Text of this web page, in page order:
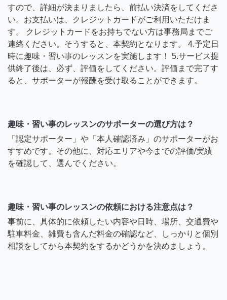
すので、詳細が決まりましたら、前払い決済をしてくださ
い。お支払いは、クレジットカードがご利用いただけま
す。 クレジットカードをお持ちでない方は事務局までご
連絡ください。そうすると、本契約となります。 4.予定日
時に趣味・習い事のレッスンを実施します！ 5.サービス提
供終了後は、必ず、評価をしてください。評価まで完了す
ると、サポーターが報酬を受け取ることができます。
趣味・習い事のレッスンのサポーターの選び方は？
「認定サポーター」や「本人確認済み」のサポーターがお
すすめです。その他に、対応エリアや今までの評価/実績
を確認して、選んでください。
趣味・習い事のレッスンの依頼における注意点は？
事前に、具体的に依頼したい内容や日時、場所、交通費や
駐車料金、雑費も含んだ料金の確認など、しっかりと個別
相談をしてから本契約をするかどうかを決めましょう。